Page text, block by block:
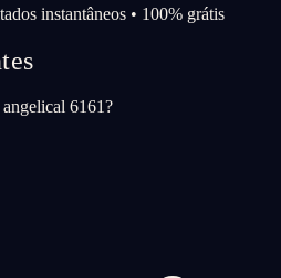
instantâneos • 100% grátis
6161?